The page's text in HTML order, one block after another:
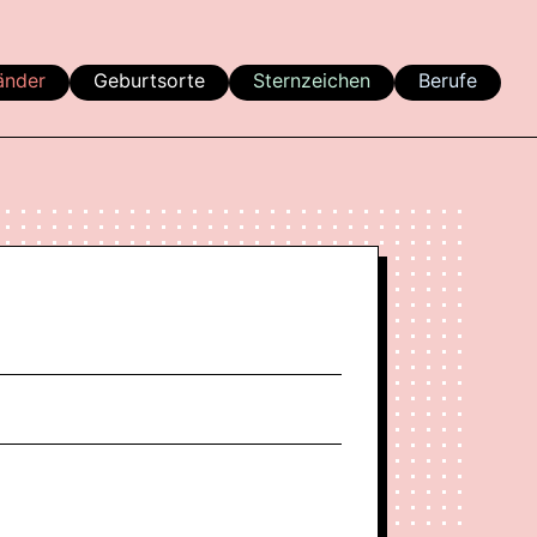
Geburtsorte Sternzeichen Berufe